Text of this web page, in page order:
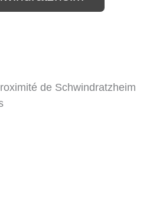
de Schwindratzheim